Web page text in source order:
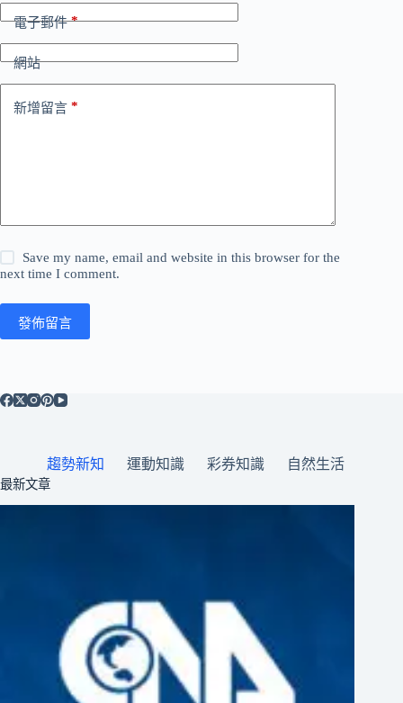
電子郵件*
網站
新增留言 *
Save my name, email and website in this browser for the
next time I comment.
發佈留言
趨勢新知 運動知識 彩券知識 自然生活
最新文章